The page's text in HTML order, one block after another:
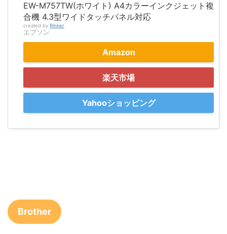
EW-M757TW(ホワイト) A4カラーインクジェット複
合機 4.3型ワイドタッチパネル対応
created by Rinker
エプソン
Amazon
楽天市場
Yahooショッピング
Brother